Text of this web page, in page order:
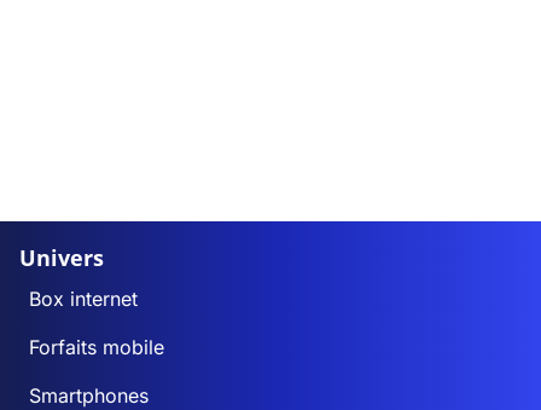
Univers
Box internet
Forfaits mobile
Smartphones